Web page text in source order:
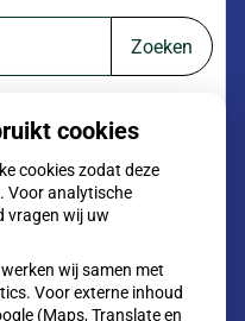
Zoeken
en gezondheid
cookies
cookies zodat deze
Voor analytische
vragen wij uw
wij samen met
Voor externe inhoud
(Maps, Translate en